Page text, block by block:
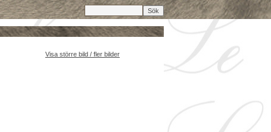
Visa större bild / fler bilder